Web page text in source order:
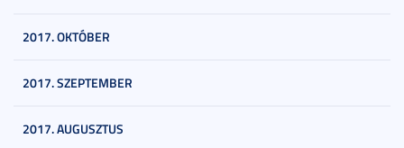
2017. OKTÓBER
2017. SZEPTEMBER
2017. AUGUSZTUS